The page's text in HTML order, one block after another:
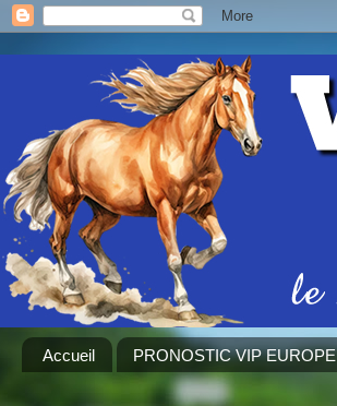
Accueil PRONOSTIC VIP EUROPE